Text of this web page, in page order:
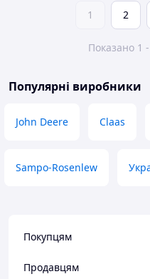
1 2
Показано 1
Популярні виробники
John Deere Claas
Sampo-Rosenlew
Покупцям
Продавцям